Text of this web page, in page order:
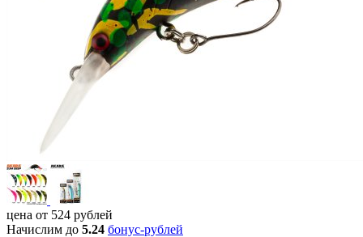
цена от 524 рублей
Начислим до 5.24 бонус-рублей